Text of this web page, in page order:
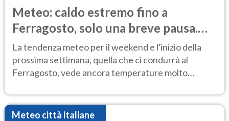
Meteo: caldo estremo fino a
Ferragosto, solo una breve pausa.
Ecco dove
La tendenza meteo per il weekend e l'inizio della
prossima settimana, quella che ci condurrà al
Ferragosto, vede ancora temperature molto
Meteo città italiane